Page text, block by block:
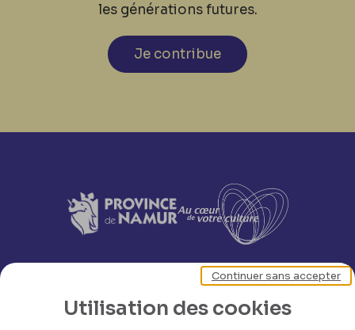
les générations futures.
Je contribue
Utilisation des cookies
Continuer sans accepter